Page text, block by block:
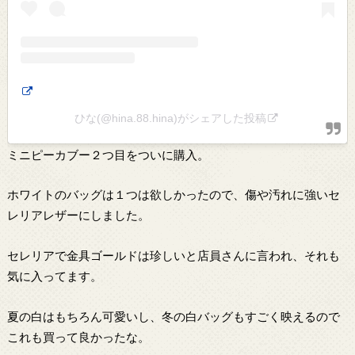
ひな️️️(@hina.88.hina)がシェアした投稿
ミニピーカブー２つ目をついに購入。
ホワイトのバッグは１つは欲しかったので、傷や汚れに強いセ
レリアレザーにしました。
セレリアで金具ゴールドは珍しいと店員さんに言われ、それも
気に入ってます。
夏の白はもちろん可愛いし、冬の白バッグもすごく映えるので
これも買って良かったな。